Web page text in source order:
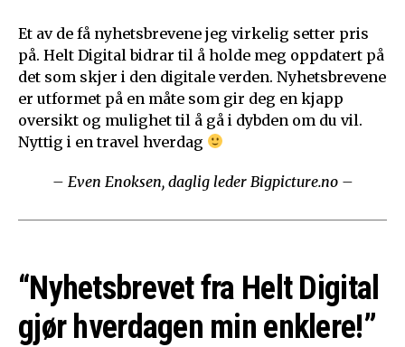
Et av de få nyhetsbrevene jeg virkelig setter pris
på. Helt Digital bidrar til å holde meg oppdatert på
det som skjer i den digitale verden. Nyhetsbrevene
er utformet på en måte som gir deg en kjapp
oversikt og mulighet til å gå i dybden om du vil.
Nyttig i en travel hverdag
– Even Enoksen, daglig leder Bigpicture.no –
“Nyhetsbrevet fra Helt Digital
gjør hverdagen min enklere!”